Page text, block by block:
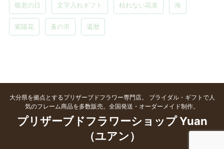
敬老の日 文字入れギフト 枯れない花束 海
紫陽花 蚤の市 還暦
大分県を拠点とするプリザーブドフラワー専門店。 ブライダル・ギフトで人
気のフレーム商品を多数販売。全国発送・オーダーメイド制作。
プリザーブドフラワーショップ Yuan
（ユアン）